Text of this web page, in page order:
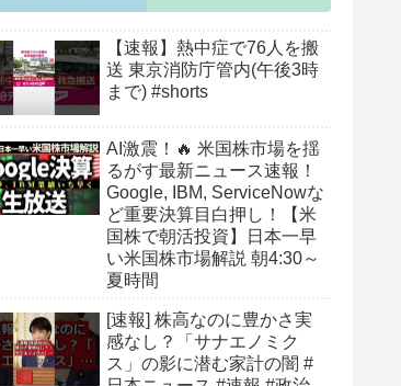
【速報】熱中症で76人を搬
送 東京消防庁管内(午後3時
まで) #shorts
AI激震！🔥 米国株市場を揺
るがす最新ニュース速報！
Google, IBM, ServiceNowな
ど重要決算目白押し！【米
国株で朝活投資】日本一早
い米国株市場解説 朝4:30～
夏時間
[速報] 株高なのに豊かさ実
感なし？「サナエノミク
ス」の影に潜む家計の闇 #